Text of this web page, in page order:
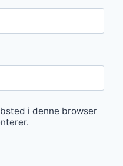
i denne browser